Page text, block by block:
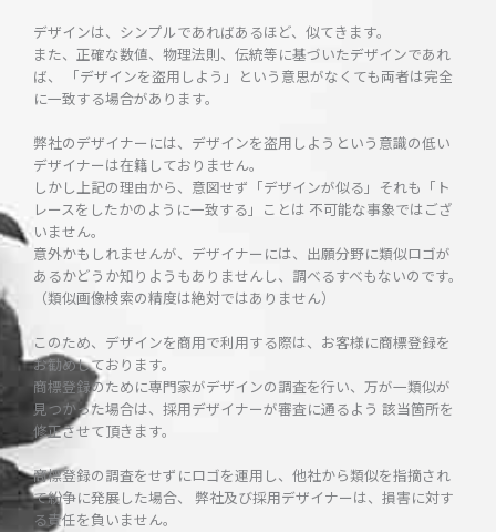
デザインは、シンプルであればあるほど、似てきます。
また、正確な数値、物理法則、伝統等に基づいたデザインであれ
ば、 「デザインを盗用しよう」という意思がなくても両者は完全
に一致する場合があります。
弊社のデザイナーには、デザインを盗用しようという意識の低い
デザイナーは在籍しておりません。
しかし上記の理由から、意図せず「デザインが似る」それも「ト
レースをしたかのように一致する」ことは 不可能な事象ではござ
いません。
意外かもしれませんが、デザイナーには、出願分野に類似ロゴが
あるかどうか知りようもありませんし、調べるすべもないのです。
（類似画像検索の精度は絶対ではありません）
このため、デザインを商用で利用する際は、お客様に商標登録を
お勧めしております。
商標登録のために専門家がデザインの調査を行い、万が一類似が
見つかった場合は、採用デザイナーが審査に通るよう 該当箇所を
修正させて頂きます。
商標登録の調査をせずにロゴを運用し、他社から類似を指摘され
て紛争に発展した場合、 弊社及び採用デザイナーは、損害に対す
る責任を負いません。